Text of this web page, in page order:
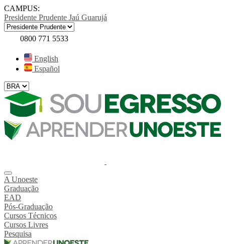
CAMPUS:
Presidente Prudente Jaú Guarujá
0800 771 5533
English
Español
A Unoeste
Graduação
EAD
Pós-Graduação
Cursos Técnicos
Cursos Livres
Pesquisa